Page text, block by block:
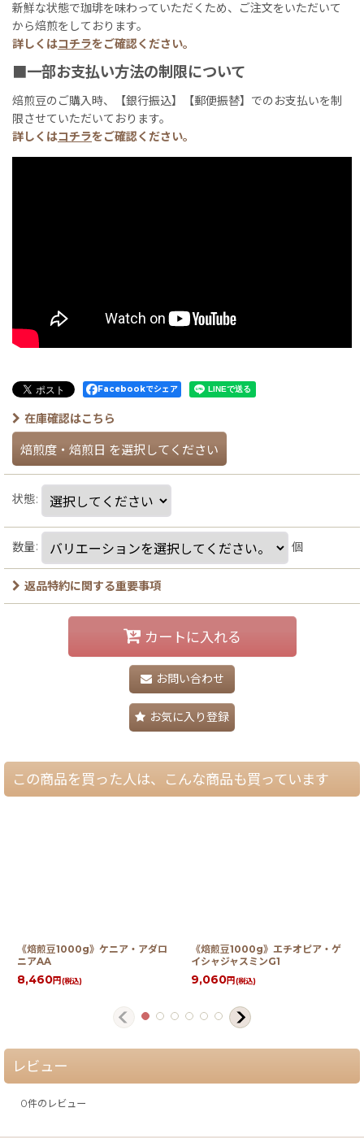
新鮮な状態で珈琲を味わっていただくため、ご注文をいただいて
から焙煎をしております。
詳しくはコチラをご確認ください。
■一部お支払い方法の制限について
焙煎豆のご購入時、【銀行振込】【郵便振替】でのお支払いを制
限させていただいております。
詳しくはコチラをご確認ください。
Facebookでシェア
在庫確認はこちら
焙煎度・焙煎日 を選択してください
状態:
数量: 個
返品特約に関する重要事項
カートに入れる
お問い合わせ
お気に入り登録
この商品を買った人は、こんな商品も買っています
《焙煎豆1000g》ケニア・アダロ
ニアAA
8,460円(税込)
《焙煎豆1000g》エチオピア・ゲ
イシャジャスミンG1
9,060円(税込)
レビュー
0件のレビュー